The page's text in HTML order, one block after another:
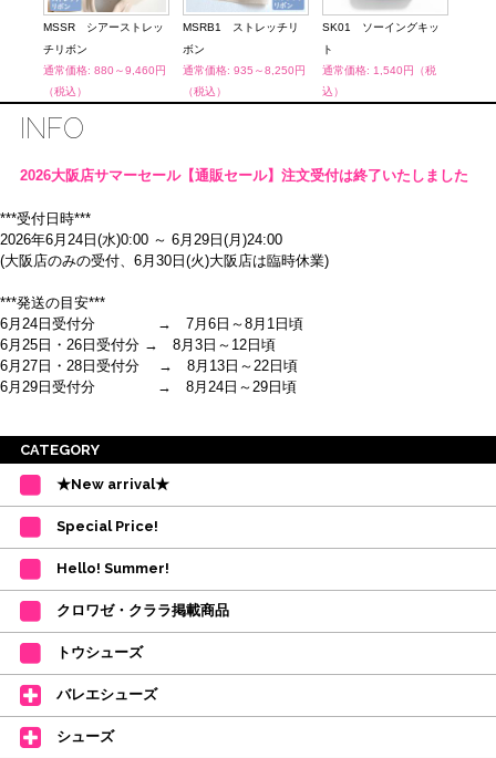
MSSR シアーストレッ
チリボン
通常価格: 880～9,460円
（税込）
MSRB1 ストレッチリ
ボン
通常価格: 935～8,250円
（税込）
SK01 ソーイングキッ
ト
通常価格: 1,540円（税
込）
INFO
2026大阪店サマーセール【通販セール】注文受付は終了いたしました
***受付日時***
2026年6月24日(水)0:00 ～ 6月29日(月)24:00
(大阪店のみの受付、6月30日(火)大阪店は臨時休業)
***発送の目安***
6月24日受付分 → 7月6日～8月1日頃
6月25日・26日受付分 → 8月3日～12日頃
6月27日・28日受付分 → 8月13日～22日頃
6月29日受付分 → 8月24日～29日頃
※ご注意
間を目安として下さい。
・在庫の確保は発送の直前に行います。カートに入れて注文完了となって
ご注文商品が在庫切れの場合は、上記お目安の頃にご連絡させていただき
カード決済をされたお客様は決済金額の変更をさせていただきます。
【ミルバ×たけいみき】オリジナルタオルが新登場!
レッスンのお供にはもちろん、毎日の持ち歩きやギフトにもぴったりのミル
バオリジナルタオルです。
たけいみきさんが描く「夢かわいい」バレエイラストが、そのままタオルに
なりました。
CATEGORY
★New arrival★
Special Price!
Hello! Summer!
クロワゼ・クララ掲載商品
トウシューズ
バレエシューズ
シューズ